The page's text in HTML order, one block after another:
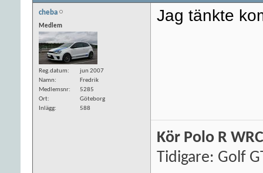
cheba
Medlem
Reg.datum
jun 2007
Namn
Fredrik
Medlemsnr
5285
Ort
Göteborg
Inlägg
588
Jag tänkte
Kör Polo R
Tidigare: Golf